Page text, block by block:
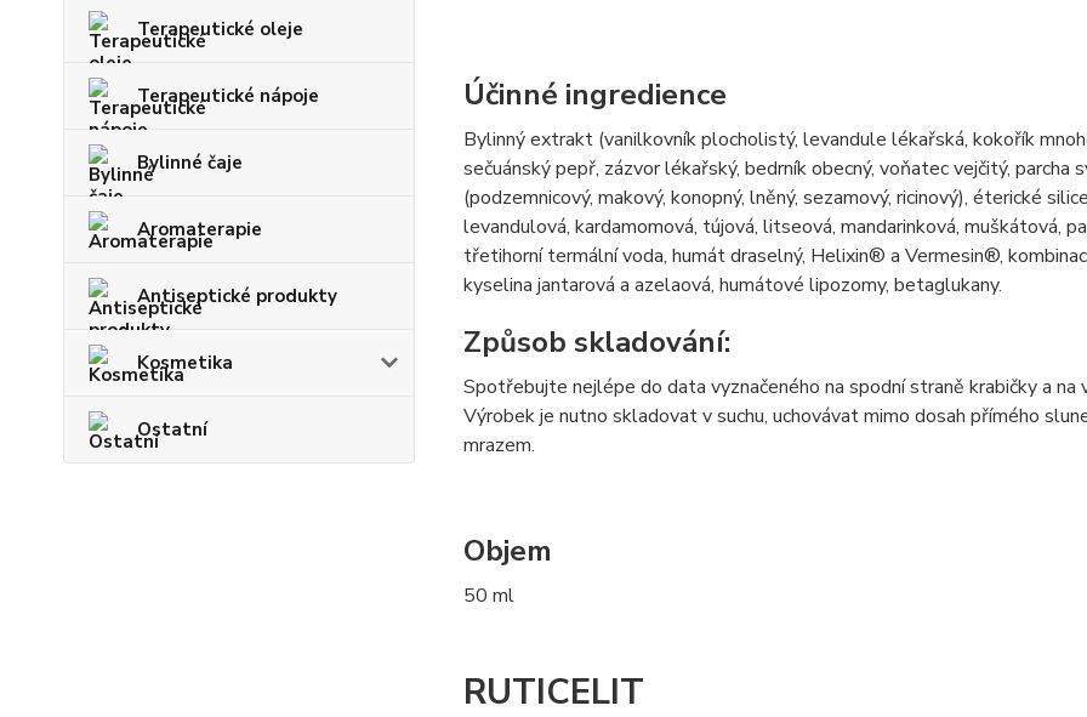
Terapeutické oleje
Terapeutické nápoje
Bylinné čaje
Aromaterapie
Antiseptické produkty
Kosmetika
Ostatní
Účinné ingredience
Bylinný extrakt (vanilkovník plocholistý, levandule lékařská, kokořík
sečuánský pepř, zázvor lékařský, bedrník obecný, voňatec vejčitý,
(podzemnicový, makový, konopný, lněný, sezamový, ricinový), éterické
levandulová, kardamomová, tújová, litseová, mandarinková, muškátová,
třetihorní termální voda, humát draselný, Helixin® a Vermesin®,
kyselina jantarová a azelaová, humátové lipozomy, betaglukany.
Způsob skladování:
Spotřebujte nejlépe do data vyznačeného na spodní straně krabičky a na
Výrobek je nutno skladovat v suchu, uchovávat mimo dosah přímého
mrazem.
Objem
50 ml
RUTICELIT